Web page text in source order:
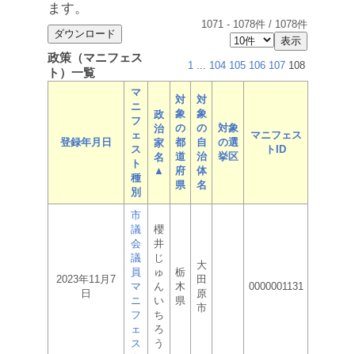
ます。
1071 - 1078件 / 1078件
政策（マニフェス
ト）一覧
1 ... 104 105 106 107 108
登録年月日
マ
ニ
フ
ェ
ス
ト
種
別
政
治
家
名
▲
対
象
の
都
道
府
県
対
象
の
自
治
体
名
対象
の選
挙区
マニフェス
トID
2023年11月7
日
市
議
会
議
員
マ
ニ
フ
ェ
ス
櫻
井
じ
ゅ
ん
い
ち
ろ
う
栃
木
県
大
田
原
市
0000001131